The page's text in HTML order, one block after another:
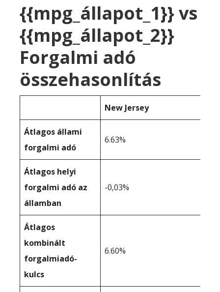
{{mpg_állapot_1}} vs
{{mpg_állapot_2}}
Forgalmi adó
összehasonlítás
New Jersey
Átlagos állami
forgalmi adó
6.63%
Átlagos helyi
forgalmi adó az
államban
-0,03%
Átlagos
kombinált
forgalmiadó-
kulcs
6.60%